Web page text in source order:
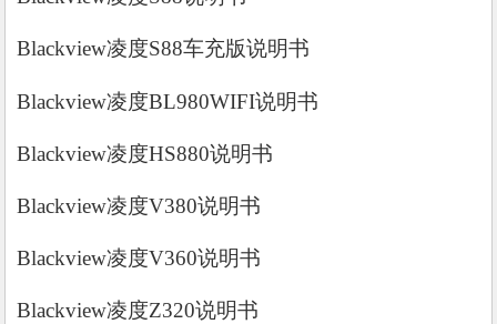
Blackview凌度S88车充版说明书
Blackview凌度BL980WIFI说明书
Blackview凌度HS880说明书
Blackview凌度V380说明书
Blackview凌度V360说明书
Blackview凌度Z320说明书